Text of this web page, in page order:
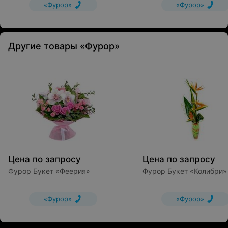
«Фурор» «Фурор»
Другие товары «Фурор»
Цена по запросу
Фурор Букет «Феерия»
«Фурор»
Цена по запросу
Фурор Букет «Колибри»
«Фурор»